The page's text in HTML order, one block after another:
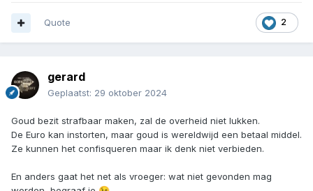
2
Quote
gerard
Geplaatst: 29 oktober 2024
Goud bezit strafbaar maken, zal de overheid niet lukken.
De Euro kan instorten, maar goud is wereldwijd een betaal middel.
Ze kunnen het confisqueren maar ik denk niet verbieden.
En anders gaat het net als vroeger: wat niet gevonden mag